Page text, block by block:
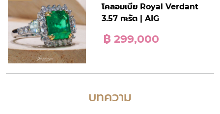
โคลอมเบีย Royal Verdant
3.57 กะรัต | AIG
฿ 299,000
บทความ